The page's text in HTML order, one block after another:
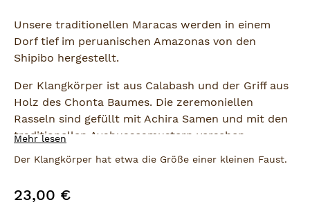
Unsere traditionellen Maracas werden in einem
Dorf tief im peruanischen Amazonas von den
Shipibo hergestellt.
Der Klangkörper ist aus Calabash und der Griff aus
Holz des Chonta Baumes. Die zeremoniellen
Rasseln sind gefüllt mit Achira Samen und mit den
traditionellen Ayahuascamustern versehen.
Die Muster repräsentieren die traditionellen Icaros
Ayahuasca Zeremonien gesungen werden.
Mehr lesen
Der Klangkörper hat etwa die Größe einer kleinen Faust.
Regulärer Preis:
23,00 €